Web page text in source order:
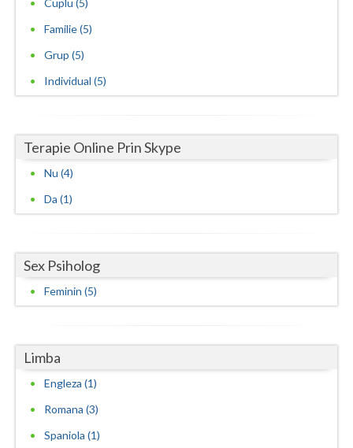
Cuplu (5)
Familie (5)
Grup (5)
Individual (5)
Terapie Online Prin Skype
Nu (4)
Da (1)
Sex Psiholog
Feminin (5)
Limba
Engleza (1)
Romana (3)
Spaniola (1)